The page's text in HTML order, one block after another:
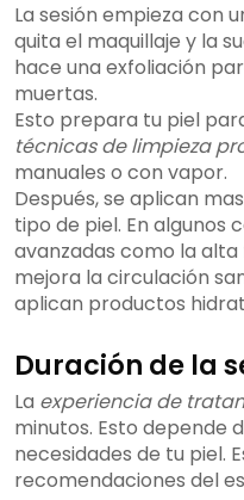
La sesión empieza con
quita el maquillaje y la
hace una exfoliación
muertas.
Esto prepara tu piel
técnicas de limpieza
manuales o con vapor.
Después, se aplican
tipo de piel. En algunos
avanzadas como la
mejora la circulación
aplican productos
Duración de la
La experiencia de
minutos. Esto depende
necesidades de tu piel.
recomendaciones del